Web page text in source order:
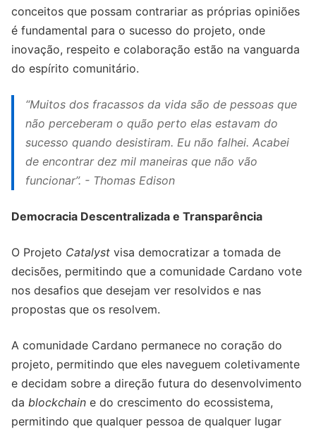
conceitos que possam contrariar as próprias opiniões
é fundamental para o sucesso do projeto, onde
inovação, respeito e colaboração estão na vanguarda
do espírito comunitário.
“Muitos dos fracassos da vida são de pessoas que
não perceberam o quão perto elas estavam do
sucesso quando desistiram. Eu não falhei. Acabei
de encontrar dez mil maneiras que não vão
funcionar”. - Thomas Edison
Democracia Descentralizada e Transparência
O Projeto Catalyst visa democratizar a tomada de
decisões, permitindo que a comunidade Cardano vote
nos desafios que desejam ver resolvidos e nas
propostas que os resolvem.
A comunidade Cardano permanece no coração do
projeto, permitindo que eles naveguem coletivamente
e decidam sobre a direção futura do desenvolvimento
da blockchain e do crescimento do ecossistema,
permitindo que qualquer pessoa de qualquer lugar